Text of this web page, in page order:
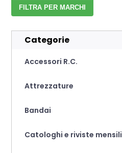
FILTRA PER MARCHI
Categorie
Accessori R.C.
Attrezzature
Bandai
Catologhi e riviste mensili